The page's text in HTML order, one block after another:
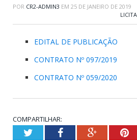
POR CR2-ADMIN3 EM 25 DE JANEIRO DE 2019
EDITAL DE PUBLICAÇÃO
CONTRATO Nº 097/2019
CONTRATO Nº 059/2020
COMPARTILHAR:
TwitterFacebookGoogle+